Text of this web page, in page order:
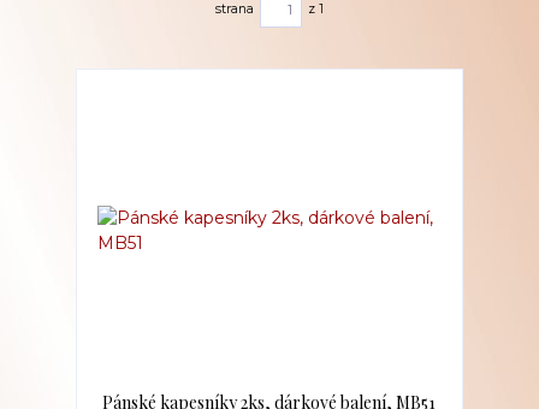
strana
z 1
Pánské kapesníky 2ks, dárkové balení, MB51